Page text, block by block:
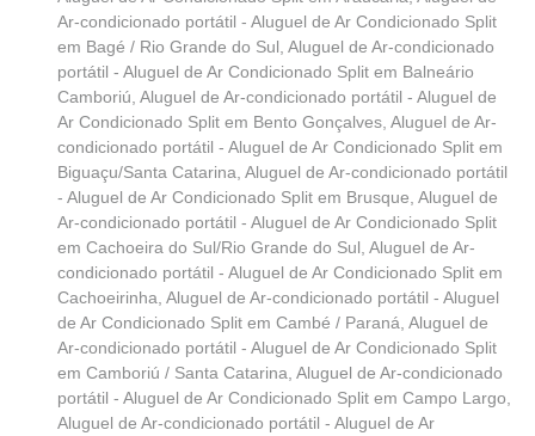
Ar-condicionado portátil - Aluguel de Ar Condicionado Split
em Bagé / Rio Grande do Sul Aluguel de Ar-condicionado
portátil - Aluguel de Ar Condicionado Split em Balneário
Camboriú Aluguel de Ar-condicionado portátil - Aluguel de
Ar Condicionado Split em Bento Gonçalves Aluguel de Ar-
condicionado portátil - Aluguel de Ar Condicionado Split em
Biguaçu/Santa Catarina Aluguel de Ar-condicionado portátil
- Aluguel de Ar Condicionado Split em Brusque Aluguel de
Ar-condicionado portátil - Aluguel de Ar Condicionado Split
em Cachoeira do Sul/Rio Grande do Sul Aluguel de Ar-
condicionado portátil - Aluguel de Ar Condicionado Split em
Cachoeirinha Aluguel de Ar-condicionado portátil - Aluguel
de Ar Condicionado Split em Cambé / Paraná Aluguel de
Ar-condicionado portátil - Aluguel de Ar Condicionado Split
em Camboriú / Santa Catarina Aluguel de Ar-condicionado
portátil - Aluguel de Ar Condicionado Split em Campo Largo
Aluguel de Ar-condicionado portátil - Aluguel de Ar